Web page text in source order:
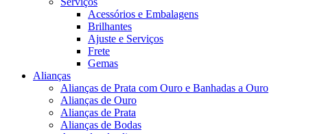
Acessórios e Embalagens
Brilhantes
Ajuste e Serviços
Frete
Gemas
Alianças
Alianças de Prata com Ouro e Banhadas a Ouro
Alianças de Ouro
Alianças de Prata
Alianças de Bodas